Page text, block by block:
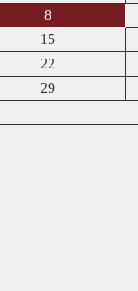
8
15
22
29